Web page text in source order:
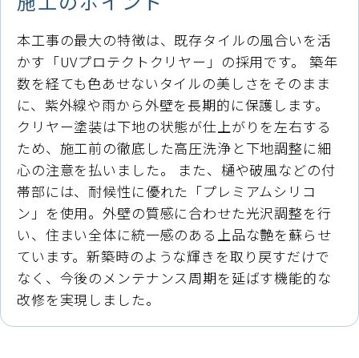
本工事の最大の特徴は、既存タイルの風合いを活
かす「UVプロテクトクリヤー」の採用です。 築年
数を経ても色あせないタイルの美しさをそのまま
に、紫外線や雨から外壁を長期的に保護します。
クリヤー塗装は下地の状態が仕上がりを左右する
ため、施工前の徹底した高圧洗浄と下地調整に細
心の注意を払いました。 また、樋や破風などの付
帯部には、耐候性に優れた「プレミアムシリコ
ン」を使用。外壁の質感に合わせた光沢調整を行
い、住まい全体に統一感のある上品な艶を蘇らせ
ています。新築時のような輝きを取り戻すだけで
なく、今後のメンテナンス周期を延ばす機能的な
改修を実現しました。